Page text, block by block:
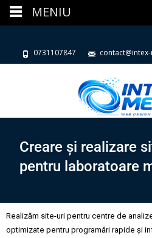
0731107847
Creare și realizare
pentru laboratoare
Realizăm site-uri pentru centre de
optimizate pentru programări rapide și
MENIU